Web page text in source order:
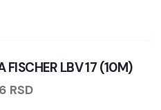
FISCHER LBV 17 (10M)
RSD